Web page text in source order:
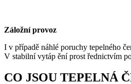
Záložní provoz
I v případě náhlé poruchy tepelného
V stabilní vytáp ění prost řednictvím
CO JSOU TEPELNÁ